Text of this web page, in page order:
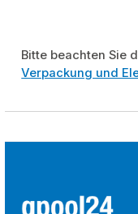
Bitte beachten Sie
Verpackung und